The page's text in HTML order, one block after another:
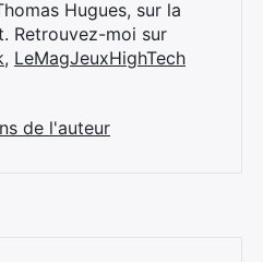
Hugues, sur la
Retrouvez-moi sur
, LeMagJeuxHighTech
de l'auteur